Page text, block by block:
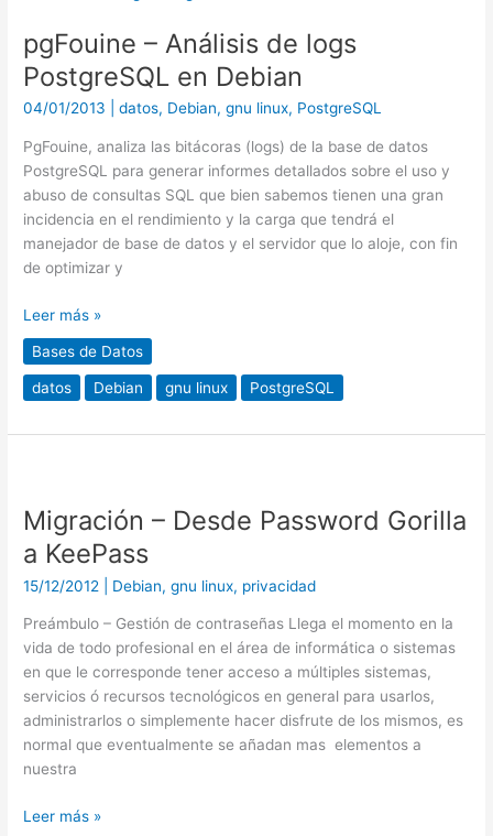
pgFouine – Análisis de logs
PostgreSQL en Debian
04/01/2013 |datos, Debian,gnu linux, PostgreSQL
PgFouine, analiza las bitácoras (logs) de la base de datos
PostgreSQL para generar informes detallados sobre el uso y
abuso de consultas SQL que bien sabemos tienen una gran
incidencia en el rendimiento y la carga que tendrá el
manejador de base de datos y el servidor que lo aloje, con fin
de optimizar y
Análisis
de
logs
PostgreSQL
Debian
Leer más »
Bases de Datos
datos Debian gnu linux PostgreSQL
Migración – Desde Password Gorilla
a KeePass
15/12/2012 Debian,gnu linux, privacidad
Preámbulo – Gestión de contraseñas Llega el momento en la
vida de todo profesional en el área de informática o sistemas
en que le corresponde tener acceso a múltiples sistemas,
servicios ó recursos tecnológicos en general para usarlos,
administrarlos o simplemente hacer disfrute de los mismos, es
normal que eventualmente se añadan mas elementos a
nuestra
Desde
Password
Gorilla
a
KeePass
Leer más »